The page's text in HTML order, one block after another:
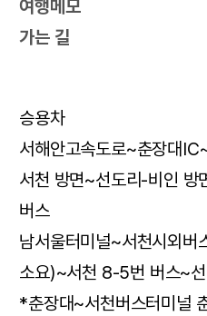
여행메모
가는 길
승용차
서해안고속도로~춘장대
서천 방면~선도리-비인 방
버스
남서울터미널~서천시외버
소요)~서천 8-5번 버스~
*춘장대~서천버스터미널